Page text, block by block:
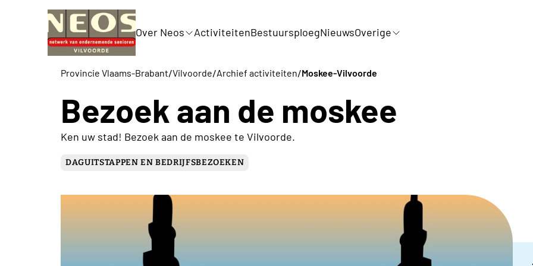
Over Neos ActiviteitenBestuursploegNieuwsOverige
Provincie Vlaams-Brabant/Vilvoorde/Archief activiteiten/Moskee-Vilvoorde
Bezoek aan de moskee
Ken uw stad! Bezoek aan de moskee te Vilvoorde.
DAGUITSTAPPEN EN BEDRIJFSBEZOEKEN